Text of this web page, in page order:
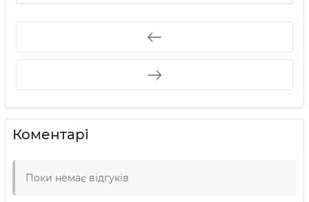
Коментарі
Поки немає відгуків